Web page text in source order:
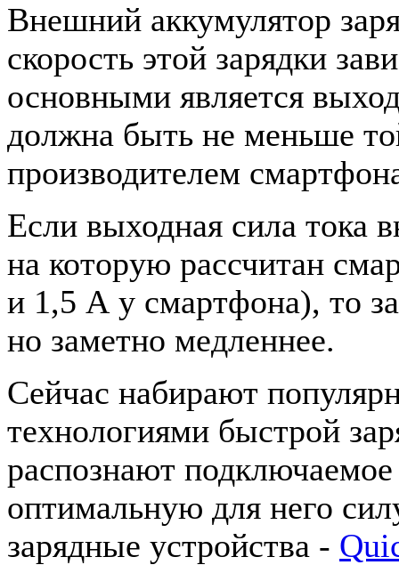
Внешний аккумулятор
скорость этой зарядки
основными является
должна быть не меньше
производителем
Если выходная сила тока
на которую рассчитан
и 1,5 А у смартфона), то
но заметно медленнее.
Сейчас набирают
технологиями быстрой
распознают
оптимальную для него
зарядные устройства -